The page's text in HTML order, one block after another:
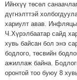
Ийнхүү төсөл
дүгнэлттэй
хариулт авав.
Ч.Хүрэлбаатар сайд
хувь байсан бол энэ
бодлого, төсвийн
ажиллаж байна.
оронтой тоо буюу 8